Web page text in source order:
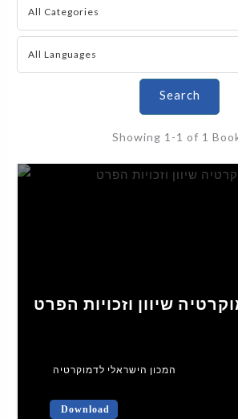
Search
Showing 1-1 of 1
שיוון וזכויות הפרט
המכון הישראלי לדמוקרטיה
Download